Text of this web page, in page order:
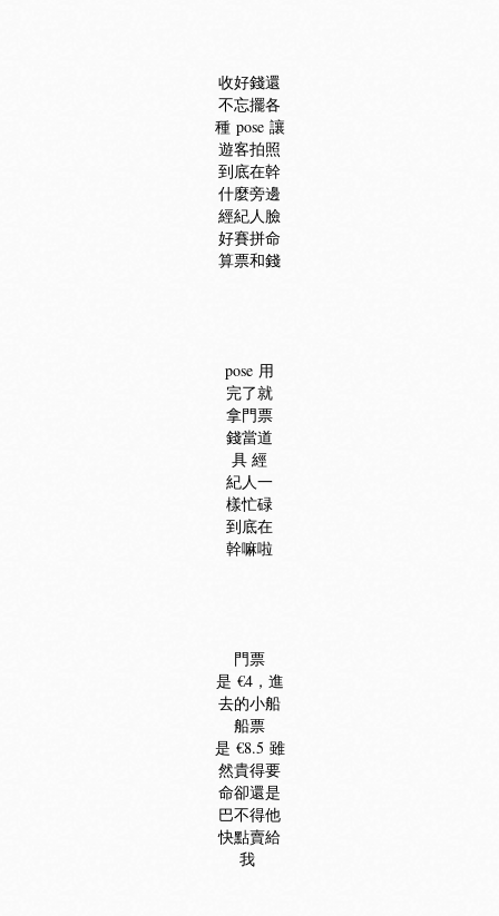
收好錢還
不忘擺各
種 pose 讓
遊客拍照
到底在幹
什麼旁邊
經紀人臉
好賽拼命
算票和錢
pose 用
完了就
拿門票
錢當道
具 經
紀人一
樣忙碌
到底在
幹嘛啦
門票
是 €4，進
去的小船
船票
是 €8.5 雖
然貴得要
命卻還是
巴不得他
快點賣給
我